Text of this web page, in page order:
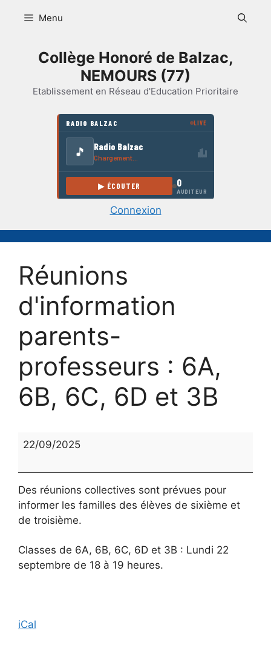
Menu
Collège Honoré de Balzac,
NEMOURS (77)
Etablissement en Réseau d'Education Prioritaire
Connexion
Réunions
d'information
parents-
professeurs : 6A,
6B, 6C, 6D et 3B
Réunions
professeurs
:
6A,
6C,
6D
22/09/2025
Des réunions collectives sont prévues pour
informer les familles des élèves de sixième et
de troisième.
Classes de 6A, 6B, 6C, 6D et 3B : Lundi 22
septembre de 18 à 19 heures.
iCal